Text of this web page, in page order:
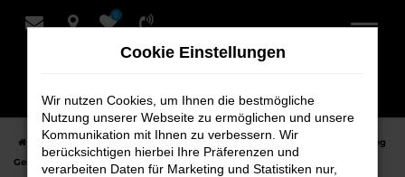
Zum
0
Startseite Stuhr VW VW Touareg
Finden Sie Ihren VW Touareg
Gebrauchtwagen für Stuhr bei Schmidt + Koch
Cookie Einstellungen
Wir nutzen Cookies, um Ihnen die bestmögliche
Nutzung unserer Webseite zu ermöglichen und unsere
Kommunikation mit Ihnen zu verbessern. Wir
berücksichtigen hierbei Ihre Präferenzen und
verarbeiten Daten für Marketing und Statistiken nur,